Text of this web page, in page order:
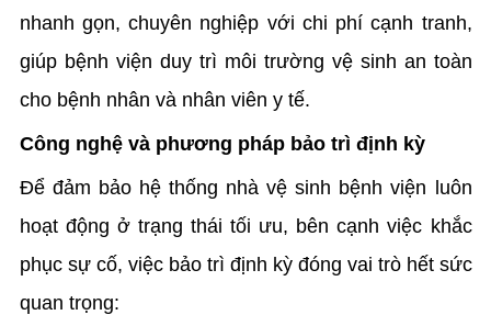
nhanh gọn, chuyên nghiệp với chi phí cạnh tranh,
giúp bệnh viện duy trì môi trường vệ sinh an toàn
cho bệnh nhân và nhân viên y tế.
Công nghệ và phương pháp bảo trì định kỳ
Để đảm bảo hệ thống nhà vệ sinh bệnh viện luôn
hoạt động ở trạng thái tối ưu, bên cạnh việc khắc
phục sự cố, việc bảo trì định kỳ đóng vai trò hết sức
quan trọng: